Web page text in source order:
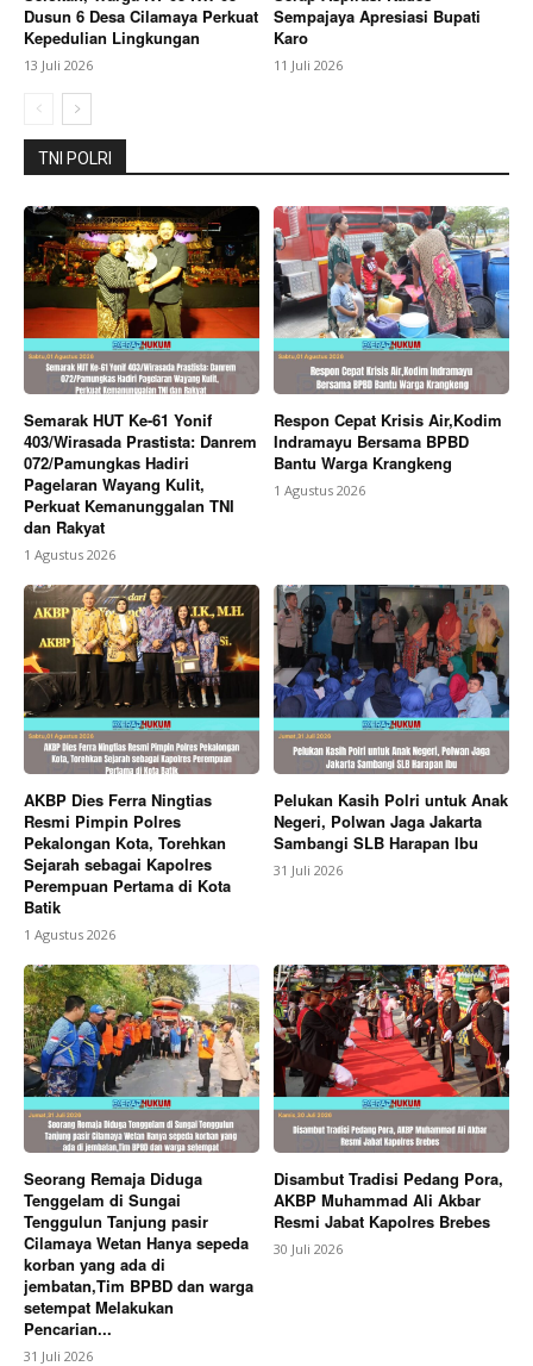
Company
About
Subscription Plans
My account
Bagikan Artikel
Berita Lainnya Jawa Satu Power Cilamaya Salurkan
Santunan Anak Yatim dan Bantuan Sarana Pendidikan
untuk Yayasan Al Muqorrobin
Dusun 6 Desa Cilamaya Perkuat
Kepedulian Lingkungan
13 Juli 2026
Sempajaya Apresiasi Bupati
Karo
11 Juli 2026
TNI POLRI
Semarak HUT Ke-61 Yonif
403/Wirasada Prastista: Danrem
072/Pamungkas Hadiri
Pagelaran Wayang Kulit,
Perkuat Kemanunggalan TNI
dan Rakyat
1 Agustus 2026
Respon Cepat Krisis Air,Kodim
Indramayu Bersama BPBD
Bantu Warga Krangkeng
1 Agustus 2026
AKBP Dies Ferra Ningtias
Resmi Pimpin Polres
Pekalongan Kota, Torehkan
Sejarah sebagai Kapolres
Perempuan Pertama di Kota
Batik
1 Agustus 2026
Pelukan Kasih Polri untuk Anak
Negeri, Polwan Jaga Jakarta
Sambangi SLB Harapan Ibu
31 Juli 2026
Seorang Remaja Diduga
Tenggelam di Sungai
Tenggulun Tanjung pasir
Cilamaya Wetan Hanya sepeda
korban yang ada di
jembatan,Tim BPBD dan warga
setempat Melakukan
Pencarian...
31 Juli 2026
Disambut Tradisi Pedang Pora,
AKBP Muhammad Ali Akbar
Resmi Jabat Kapolres Brebes
30 Juli 2026